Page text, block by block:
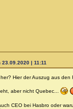
| 11:11
Hier der Auszug aus den
aber nicht Quebec...
CEO bei Hasbro oder